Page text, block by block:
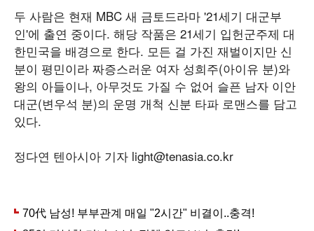
두 사람은 현재 MBC 새 금토드라마 '21세기 대군부
인'에 출연 중이다. 해당 작품은 21세기 입헌군주제 대
한민국을 배경으로 한다. 모든 걸 가진 재벌이지만 신
분이 평민이라 짜증스러운 여자 성희주(아이유 분)와
왕의 아들이나, 아무것도 가질 수 없어 슬픈 남자 이안
대군(변우석 분)의 운명 개척 신분 타파 로맨스를 담고
있다.
정다연 텐아시아 기자 light@tenasia.co.kr